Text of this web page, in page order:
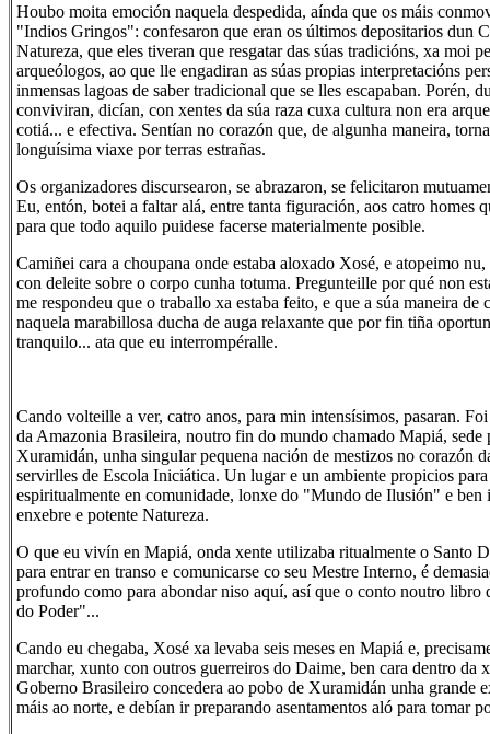
Houbo moita emoción naquela despedida, aínda que os máis
"Indios Gringos": confesaron que eran os últimos depositarios dun
Natureza, que eles tiveran que resgatar das súas tradicións, xa moi
arqueólogos, ao que lle engadiran as súas propias interpretacións
inmensas lagoas de saber tradicional que se lles escapaban. Porén,
conviviran, dicían, con xentes da súa raza cuxa cultura non era
cotiá... e efectiva. Sentían no corazón que, de algunha maneira,
longuísima viaxe por terras estrañas.
Os organizadores discursearon, se abrazaron, se felicitaron
Eu, entón, botei a faltar alá, entre tanta figuración, aos catro homes
para que todo aquilo puidese facerse materialmente posible.
Camiñei cara a choupana onde estaba aloxado Xosé, e atopeimo
con deleite sobre o corpo cunha totuma. Pregunteille por qué non
me respondeu que o traballo xa estaba feito, e que a súa maneira de
naquela marabillosa ducha de auga relaxante que por fin tiña
tranquilo... ata que eu interrompéralle.
Cando volteille a ver, catro anos, para min intensísimos, pasaran.
da Amazonia Brasileira, noutro fin do mundo chamado Mapiá, sede
Xuramidán, unha singular pequena nación de mestizos no corazón
servirlles de Escola Iniciática. Un lugar e un ambiente propicios
espiritualmente en comunidade, lonxe do "Mundo de Ilusión" e ben
enxebre e potente Natureza.
O que eu vivín en Mapiá, onda xente utilizaba ritualmente o Santo
para entrar en transo e comunicarse co seu Mestre Interno, é
profundo como para abondar niso aquí, así que o conto noutro libro
do Poder"...
Cando eu chegaba, Xosé xa levaba seis meses en Mapiá e,
marchar, xunto con outros guerreiros do Daime, ben cara dentro da
Goberno Brasileiro concedera ao pobo de Xuramidán unha grande
máis ao norte, e debían ir preparando asentamentos aló para tomar